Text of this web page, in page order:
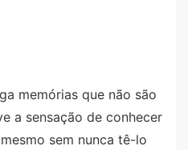
memórias que não são
a sensação de conhecer
sem nunca tê-lo